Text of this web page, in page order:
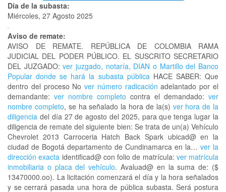
Día de la subasta:
Miércoles, 27 Agosto 2025
Aviso de remate:
AVISO DE REMATE. REPÚBLICA DE COLOMBIA RAMA
JUDICIAL DEL PODER PÚBLICO. EL SUSCRITO SECRETARIO
DEL JUZGADO: ver juzgado, notaría, DIAN o Martillo del Banco
Popular donde se hará la subasta públicaHACE SABER: Que
dentro del proceso Nover número radicación adelantado por el
demandante: ver nombre completo contra el demandado: ver
nombre completo, se ha señalado la hora de la(s) ver hora de la
diligencia del día 27 de agosto del 2025, para que tenga lugar la
diligencia de remate del siguiente bien: Se trata de un(a) Vehículo
Chevrolet 2013 Carroceria Hatch Back Spark ubicad@ en la
ciudad de Bogotá departamento de Cundinamarca en la… ver la
dirección exacta identificad@ con folio de matrícula: ver matrícula
inmobiliaria o placa del vehículo. Avaluad@ en la suma de: ($
13470000.oo). La licitación comenzará el día y la hora señalados
y se cerrará pasada una hora de pública subasta. Será postura